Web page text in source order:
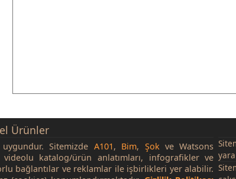
Ürünler
Sitemizde A101, Bim, Şokve Watsons
katalog/ürün anlatımları, infografikler ve
bağlantılar ve reklamlar ile işbirlikleri yer alabilir.